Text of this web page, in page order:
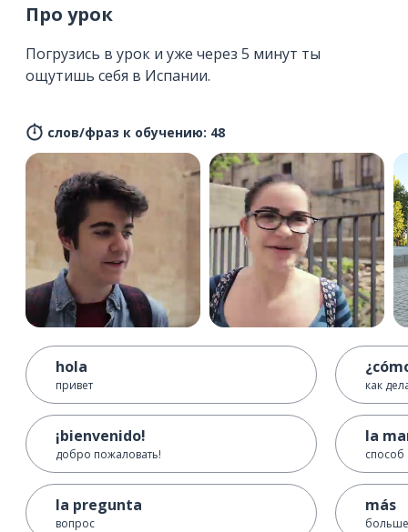
Про урок
Погрузись в урок и уже через 5 минут ты
ощутишь себя в Испании.
слов/фраз к обучению: 48
hola
привет
¡bienvenido!
добро пожаловать!
la pregunta
вопрос
как
la
способ
más
больше